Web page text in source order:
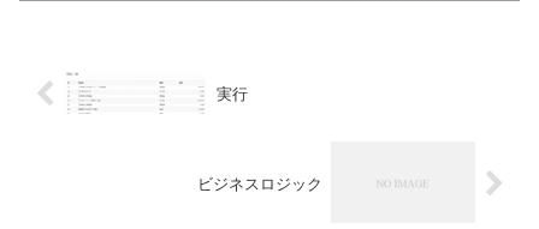
実行
ビジネスロジック